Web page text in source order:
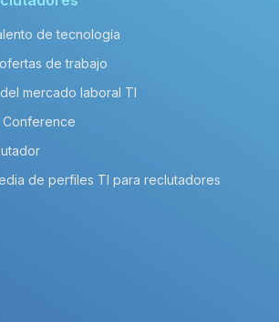
de tecnología
de trabajo
mercado laboral TI
Conference
de perfiles TI para reclutadores